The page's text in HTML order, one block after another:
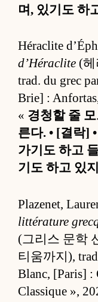
며, 있기도 하
Héraclite
d’Héraclite (
trad. du grec
Brie] :
« 경청할 줄
른다. • [결락]
가기도 하고
기도 하고 있
Plazenet,
littérature
(그리스 문학
티움까지),
Blanc, [Paris]
Classique »,